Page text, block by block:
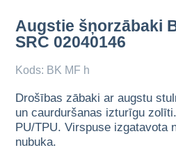
Augstie šņorzābaki
SRC 02040146
Kods: BK MF h
Drošības zābaki ar augstu
un caurduršanas izturīgu
PU/TPU. Virspuse izgatavota
nubuka.